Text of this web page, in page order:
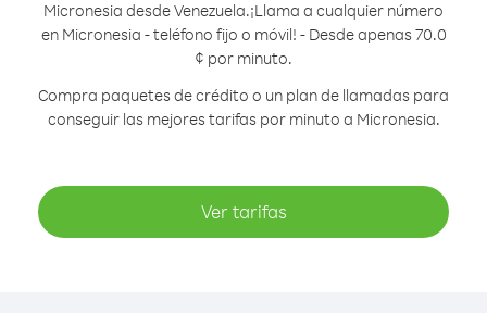
Micronesia desde Venezuela.¡Llama a cualquier número
en Micronesia - teléfono fijo o móvil! - Desde apenas 70.0
¢ por minuto.
Compra paquetes de crédito o un plan de llamadas para
conseguir las mejores tarifas por minuto a Micronesia.
Ver tarifas